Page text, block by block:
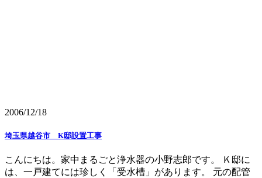
2006/12/18
埼玉県越谷市 K邸設置工事
こんにちは。家中まるごと浄水器の小野志郎です。 Ｋ邸に
は、一戸建てには珍しく「受水槽」があります。 元の配管